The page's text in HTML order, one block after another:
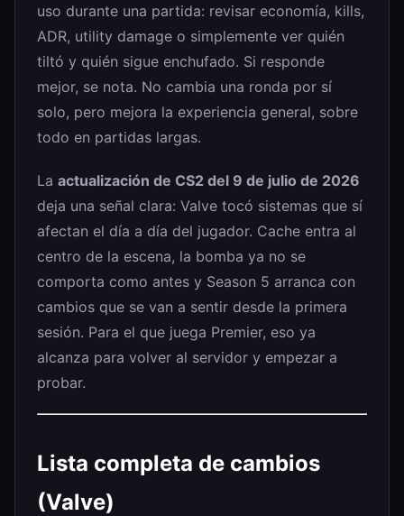
uso durante una partida: revisar economía, kills,
ADR, utility damage o simplemente ver quién
tiltó y quién sigue enchufado. Si responde
mejor, se nota. No cambia una ronda por sí
solo, pero mejora la experiencia general, sobre
todo en partidas largas.
La actualización de CS2 del 9 de julio de 2026
deja una señal clara: Valve tocó sistemas que sí
afectan el día a día del jugador. Cache entra al
centro de la escena, la bomba ya no se
comporta como antes y Season 5 arranca con
cambios que se van a sentir desde la primera
sesión. Para el que juega Premier, eso ya
alcanza para volver al servidor y empezar a
probar.
Lista completa de cambios
(Valve)